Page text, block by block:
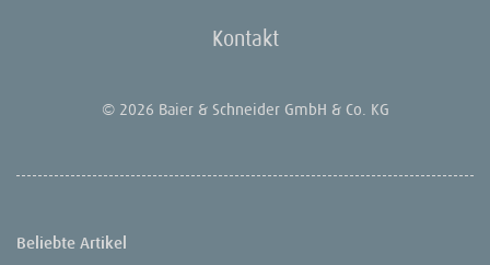
Kontakt
© 2026 Baier & Schneider GmbH & Co. KG
Beliebte Artikel